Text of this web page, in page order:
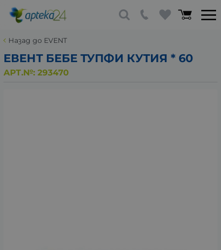
Назад до EVENT
ЕВЕНТ БЕБЕ ТУПФИ КУТИЯ * 60
АРТ.№: 293470